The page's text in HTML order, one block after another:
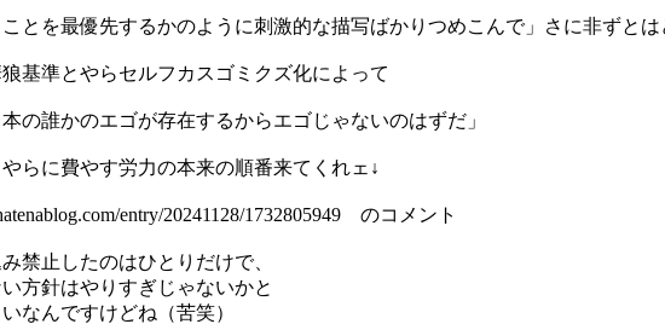
ことを最優先するかのように刺激的な描写ばかりつめこんで」さに非ずとは
基準とやらセルフカスゴミクズ化によって
の誰かのエゴが存在するからエゴじゃないのはずだ」
らに費やす労力の本来の順番来てくれェ↓
entry/20241128/1732805949 のコメント
禁止したのはひとりだけで、
方針はやりすぎじゃないかと
なんですけどね（苦笑）